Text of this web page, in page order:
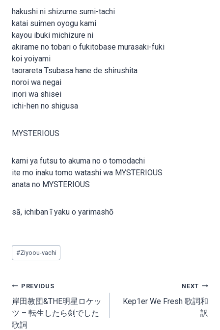
hakushi ni shizume sumi-tachi
katai suimen oyogu kami
kayou ibuki michizure ni
akirame no tobari o fukitobase murasaki-fuki
koi yoiyami
taorareta Tsubasa hane de shirushita
noroi wa negai
inori wa shisei
ichi-hen no shigusa
MYSTERIOUS
kami ya futsu to akuma no o tomodachi
ite mo inaku tomo watashi wa MYSTERIOUS
anata no MYSTERIOUS
sā, ichiban ī yaku o yarimashō
Post
Tags:
#Ziyoou-vachi
Post
navigation
PREVIOUS
岸田教団&THE明星ロケッ
ツ – 転生したら剣でした
歌詞
NEXT
Kep1er We Fresh 歌詞和
訳